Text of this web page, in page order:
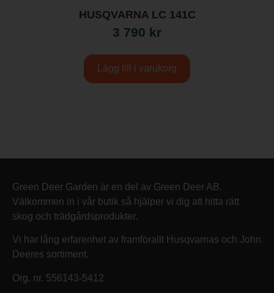
HUSQVARNA LC 141C
3 790 kr
Lägg till i varukorg
Green Deer Garden är en del av Green Deer AB.
Välkommen in i vår butik så hjälper vi dig att hitta rätt
skog och trädgårdsprodukter.
Vi har lång erfarenhet av framförallt Husqvarnas och John
Deeres sortiment.
Org. nr. 556143-5412